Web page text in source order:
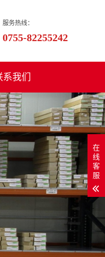
服务热线：
0755-82255242
系我们
在
线
客
服